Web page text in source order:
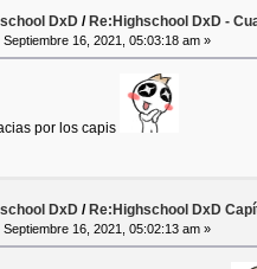
DxD /Re:Highschool DxD -
Septiembre 16, 2021, 05:03:18 am »
por los capis
DxD / Re:Highschool DxD
Septiembre 16, 2021, 05:02:13 am »